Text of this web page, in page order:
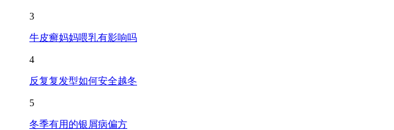
3
牛皮癣妈妈喂乳有影响吗
4
反复复发型如何安全越冬
5
冬季有用的银屑病偏方